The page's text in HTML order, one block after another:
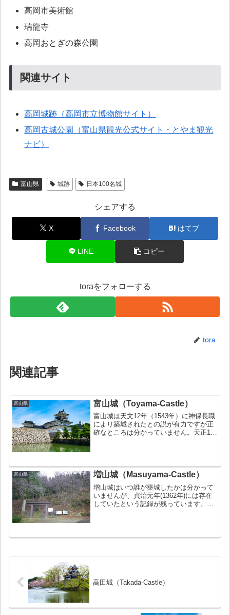
高岡市美術館
瑞龍寺
高岡おとぎの森公園
関連サイト
高岡城跡（高岡市立博物館サイト）
高岡古城公園（富山県観光公式サイト・とやま観光
ナビ）
富山県 城跡 日本100名城
シェアする
X Facebook はてブ
LINE コピー
toraをフォローする
tora
関連記事
富山県 富山城（Toyama-Castle）
富山城は天文12年（1543年）に神保長職
により築城されたとの説が有力ですが正
確なところは分かっていません。天正10
（富山の役）...
富山県 増山城（Masuyama-Castle）
増山城はいつ誰が築城したかは分かって
いませんが、貞治元年(1362年)には存在
していたという記録が残っています。上
令により廃...
高田城（Takada-Castle）